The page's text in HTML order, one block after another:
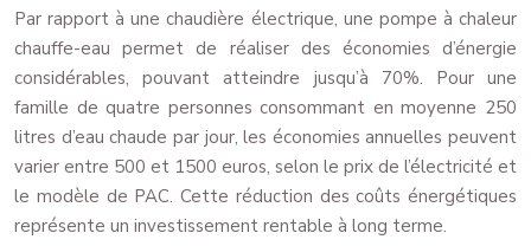
Par rapport à une chaudière électrique, une pompe à chaleur
chauffe-eau permet de réaliser des économies d’énergie
considérables, pouvant atteindre jusqu’à 70%. Pour une
famille de quatre personnes consommant en moyenne 250
litres d’eau chaude par jour, les économies annuelles peuvent
varier entre 500 et 1500 euros, selon le prix de l’électricité et
le modèle de PAC. Cette réduction des coûts énergétiques
représente un investissement rentable à long terme.